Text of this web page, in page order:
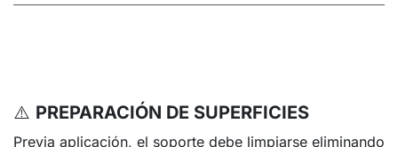
⚠️ PREPARACIÓN DE SUPERFICIES
Previa aplicación, el soporte debe limpiarse eliminando